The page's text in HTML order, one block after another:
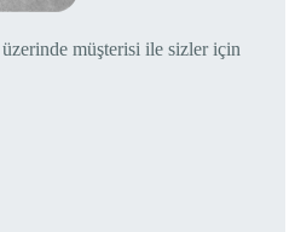
müşterisi ile sizler için